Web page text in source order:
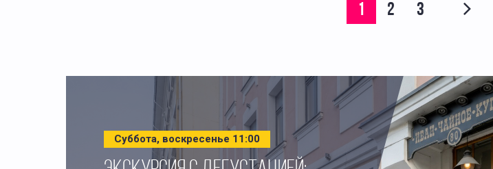
1 2 3
Суббота, воскресенье 11:00